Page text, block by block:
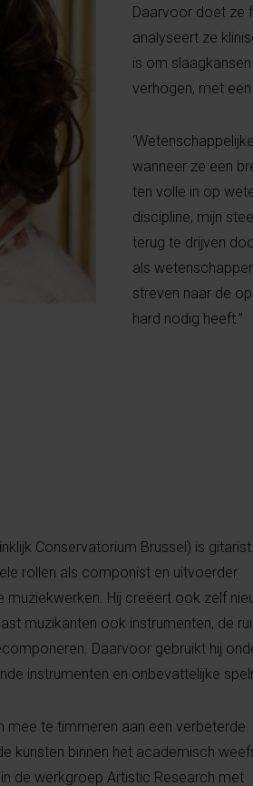
Daarvoor doet ze
analyseert ze
is om
verhogen, met
wanneer ze een
ten volle in op
discipline, mijn
terug te drijven
als
streven naar de
hard nodig heeft.”
Conservatorium Brussel) is
rollen als componist en uitvoerder
muziekwerken. Hij creëert ook zelf
muzikanten ook instrumenten, de
Daarvoor gebruikt hij
instrumenten en onbevattelijke
mee te timmeren aan een verbeterde
kunsten binnen het academisch
de werkgroep Artistic Research met